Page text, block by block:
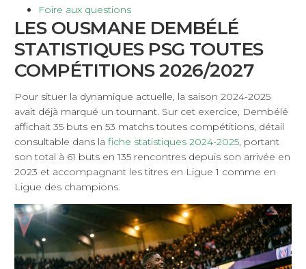
Foire aux questions
LES OUSMANE DEMBÉLÉ
STATISTIQUES PSG TOUTES
COMPÉTITIONS 2026/2027
Pour situer la dynamique actuelle, la saison 2024-2025
avait déjà marqué un tournant. Sur cet exercice, Dembélé
affichait 35 buts en 53 matchs toutes compétitions, détail
consultable dans la fiche statistiques 2024-2025, portant
son total à 61 buts en 135 rencontres depuis son arrivée en
2023 et accompagnant les titres en Ligue 1 comme en
Ligue des champions.